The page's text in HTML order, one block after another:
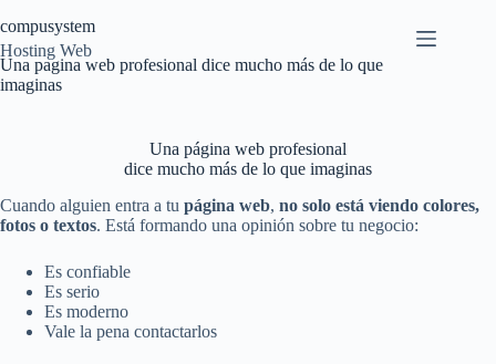
al
contenido
compusystem
Hosting Web
Una pagina web profesional dice mucho más de lo que
imaginas
Una página web profesional
dice mucho más de lo que imaginas
Cuando alguien entra a tu página web, no solo está viendo colores,
fotos o textos. Está formando una opinión sobre tu negocio:
Es confiable
Es serio
Es moderno
Vale la pena contactarlos